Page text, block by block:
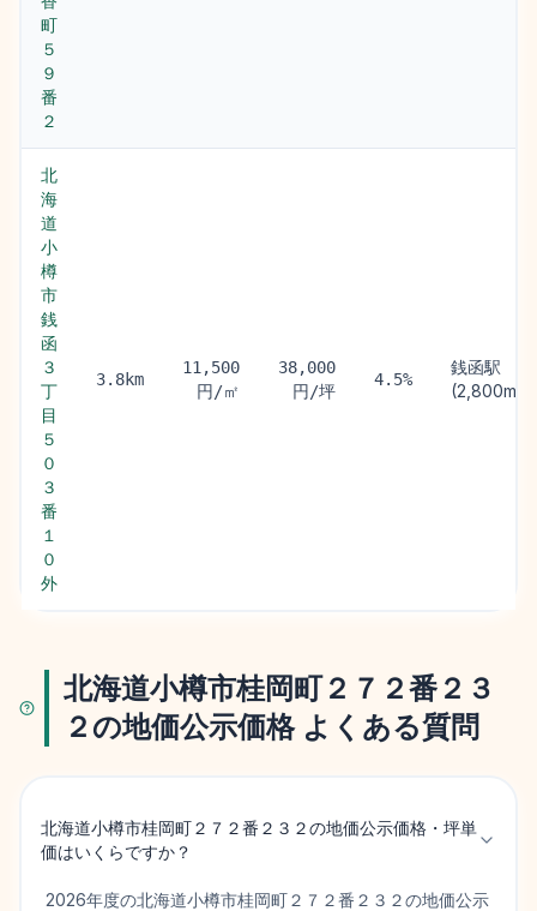
町
５
９
番
２
北
海
道
小
樽
市
銭
函
３
丁
目
５
０
３
番
１
０
外
3.8km
11,500
円/㎡
38,000
円/坪
4.5%
銭函駅
(2,800m)
北海道小樽市桂岡町２７２番２３
２の地価公示価格 よくある質問
北海道小樽市桂岡町２７２番２３２の地価公示価格・坪単
価はいくらですか？
2026年度の北海道小樽市桂岡町２７２番２３２の地価公示